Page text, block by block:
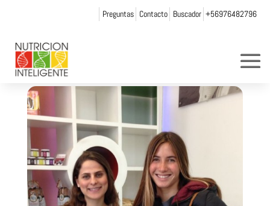
Preguntas Contacto Buscador +56976482796